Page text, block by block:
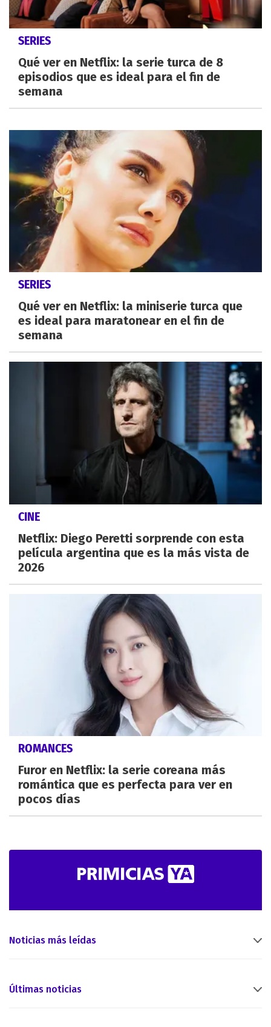
SERIES
Qué ver en Netflix: la serie turca de 8
episodios que es ideal para el fin de
semana
SERIES
Qué ver en Netflix: la miniserie turca que
es ideal para maratonear en el fin de
semana
CINE
Netflix: Diego Peretti sorprende con esta
película argentina que es la más vista de
2026
ROMANCES
Furor en Netflix: la serie coreana más
romántica que es perfecta para ver en
pocos días
Noticias más leídas
Últimas noticias